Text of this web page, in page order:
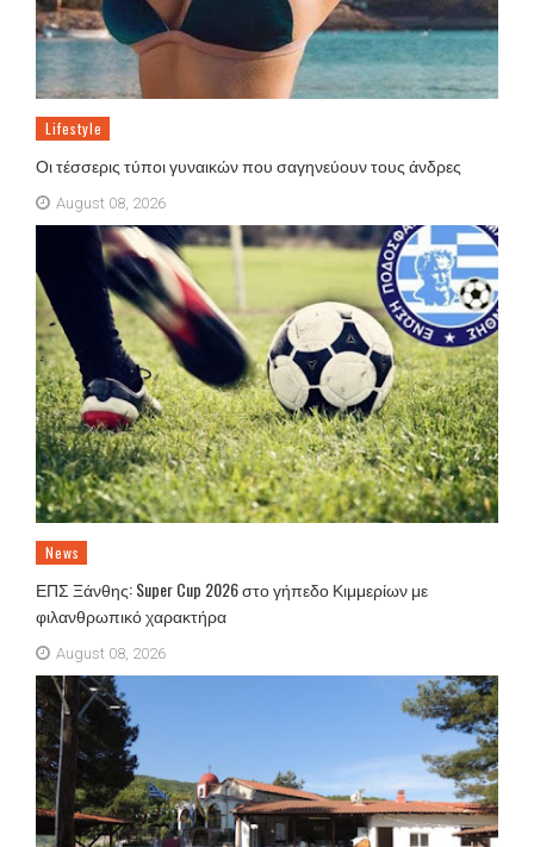
Lifestyle
Οι τέσσερις τύποι γυναικών που σαγηνεύουν τους άνδρες
August 08, 2026
News
ΕΠΣ Ξάνθης: Super Cup 2026 στο γήπεδο Κιμμερίων με
φιλανθρωπικό χαρακτήρα
August 08, 2026